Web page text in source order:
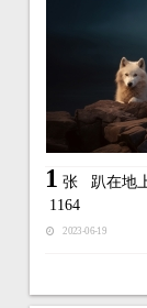
1 张 趴在地
1164
2023-06-19